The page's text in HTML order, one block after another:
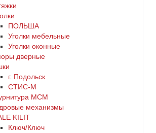
ПОЛЬША
Уголки мебельные
Уголки оконные
дверные
г. Подольск
СТИС-М
МСМ
механизмы
KILIT
Ключ/Ключ